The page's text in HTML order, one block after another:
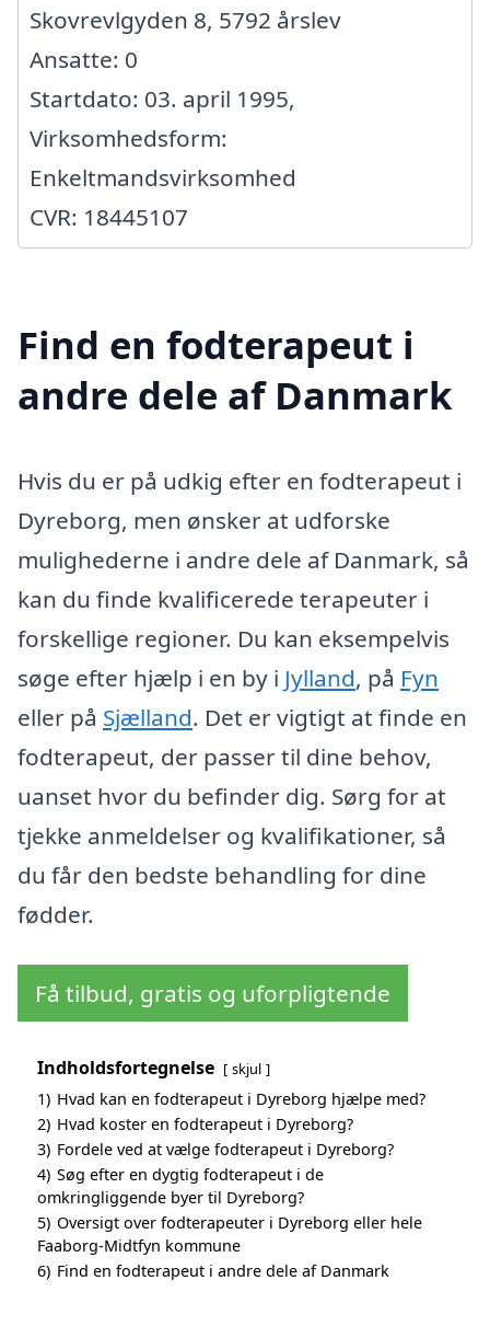
Skovrevlgyden 8, 5792 årslev
Ansatte: 0
Startdato: 03. april 1995,
Virksomhedsform:
Enkeltmandsvirksomhed
CVR: 18445107
Find en fodterapeut i
andre dele af Danmark
Hvis du er på udkig efter en fodterapeut i
Dyreborg, men ønsker at udforske
mulighederne i andre dele af Danmark, så
kan du finde kvalificerede terapeuter i
forskellige regioner. Du kan eksempelvis
søge efter hjælp i en by i Jylland, på Fyn
eller på Sjælland. Det er vigtigt at finde en
fodterapeut, der passer til dine behov,
uanset hvor du befinder dig. Sørg for at
tjekke anmeldelser og kvalifikationer, så
du får den bedste behandling for dine
fødder.
Få tilbud, gratis og uforpligtende
Indholdsfortegnelse skjul
1) Hvad kan en fodterapeut i Dyreborg hjælpe med?
2) Hvad koster en fodterapeut i Dyreborg?
3) Fordele ved at vælge fodterapeut i Dyreborg?
4) Søg efter en dygtig fodterapeut i de
omkringliggende byer til Dyreborg?
5) Oversigt over fodterapeuter i Dyreborg eller hele
Faaborg-Midtfyn kommune
6) Find en fodterapeut i andre dele af Danmark